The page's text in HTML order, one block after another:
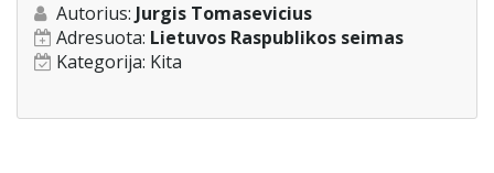
Autorius: Jurgis Tomasevicius
Adresuota: Lietuvos Raspublikos seimas
Kategorija: Kita